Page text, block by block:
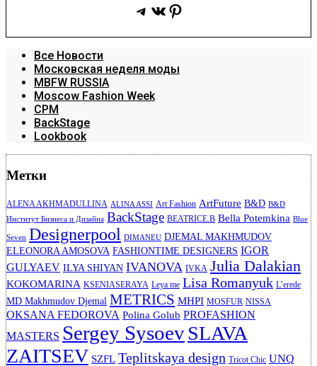
Telegram
ВКонтакте
Pinterest
Все Новости
Московская неделя моды
MBFW RUSSIA
Moscow Fashion Week
CPM
BackStage
Lookbook
Метки
ALENA AKHMADULLINA ALINA ASSI Art Fashion ArtFuture B&D B&D
Институт Бизнеса и Дизайна BackStage BEATRICE.B Bella Potemkina Blue
Seven Designerpool DIMANEU DJEMAL MAKHMUDOV
ELEONORA AMOSOVA FASHIONTIME DESIGNERS IGOR
GULYAEV ILYA SHIYAN IVANOVA IVKA Julia Dalakian
KOKOMARINA KSENIASERAYA Leya me Lisa Romanyuk L’erede
MD Makhmudov Djemal METRICS MHPI MOSFUR NISSA
OKSANA FEDOROVA Polina Golub PROFASHION
MASTERS Sergey SysoevSLAVA
ZAITSEV SZFL Teplitskaya design Tricot Chic UNQ